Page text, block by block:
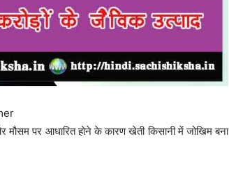
पर आधारित होने के कारण खेती किसानी में जोखिम बना